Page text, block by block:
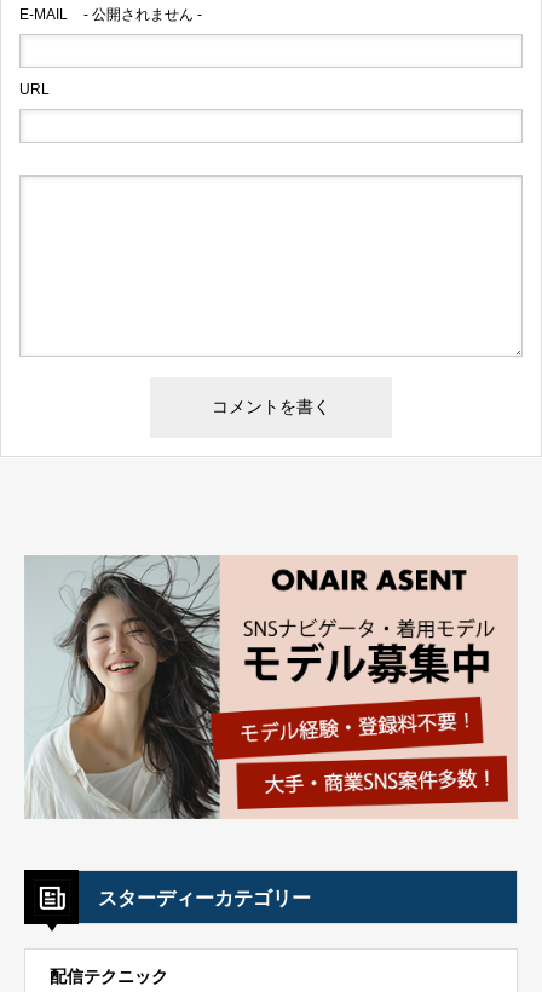
E-MAIL - 公開されません -
URL
スターディーカテゴリー
配信テクニック